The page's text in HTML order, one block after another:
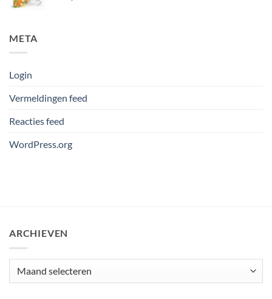
META
Login
Vermeldingen feed
Reacties feed
WordPress.org
ARCHIEVEN